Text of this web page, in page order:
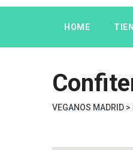
HOME
VEGANOS MADRID >